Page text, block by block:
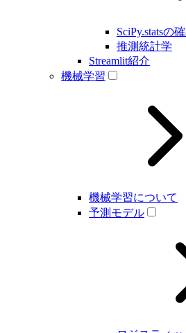
SciPy.statsの
推測統計学
Streamlit紹介
機械学習
機械学習について
予測モデル